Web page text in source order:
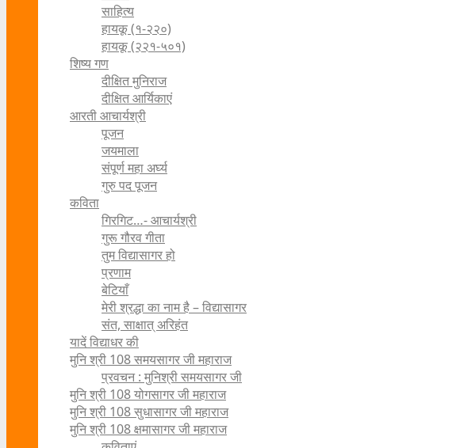
साहित्य
हायकू (१‍-२२०)
हायकू (२२१-५०१)
शिष्य गण
दीक्षित मुनिराज
दीक्षित आर्यिकाएं
आरती आचार्यश्री
पूजन
जयमाला
संपूर्ण महा अर्घ्य
गुरु पद पूजन
कविता
गिरगिट…- आचार्यश्री
गुरू गौरव गीता
तुम विद्यासागर हो
प्रणाम
बेटियाँ
मेरी श्रद्धा का नाम है – विद्यासागर
संत, साक्षात् अरिहंत
यादें विद्याधर की
मुनि श्री 108 समयसागर जी महाराज
प्रवचन : मुनिश्री समयसागर जी
मुनि श्री 108 योगसागर जी महाराज
मुनि श्री 108 सुधासागर जी महाराज
मुनि श्री 108 क्षमासागर जी महाराज